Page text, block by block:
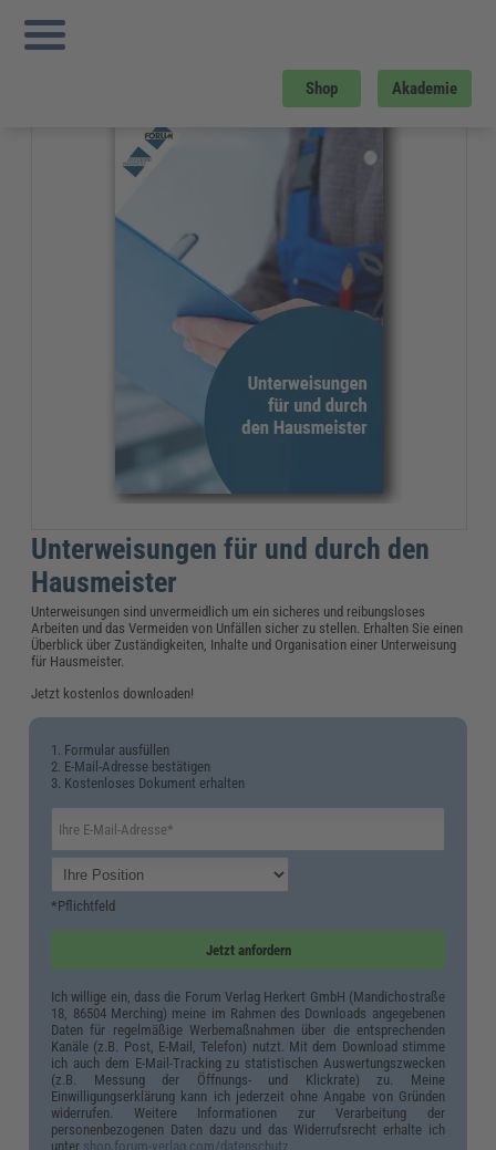
Shop Akademie
Sie sind hier:
Unterweisung für und durch den Hausmeister
Unterweisungen für und durch den
Hausmeister
Unterweisungen sind unvermeidlich um ein sicheres und reibungsloses
Arbeiten und das Vermeiden von Unfällen sicher zu stellen. Erhalten Sie einen
Überblick über Zuständigkeiten, Inhalte und Organisation einer Unterweisung
für Hausmeister.
Jetzt kostenlos downloaden!
1. Formular ausfüllen
2. E-Mail-Adresse bestätigen
3. Kostenloses Dokument erhalten
*Pflichtfeld
Jetzt anfordern
Ich willige ein, dass die Forum Verlag Herkert GmbH (Mandichostraße
18, 86504 Merching) meine im Rahmen des Downloads angegebenen
Daten für regelmäßige Werbemaßnahmen über die entsprechenden
Kanäle (z.B. Post, E-Mail, Telefon) nutzt. Mit dem Download stimme
ich auch dem E-Mail-Tracking zu statistischen Auswertungszwecken
(z.B. Messung der Öffnungs- und Klickrate) zu. Meine
Einwilligungserklärung kann ich jederzeit ohne Angabe von Gründen
widerrufen. Weitere Informationen zur Verarbeitung der
personenbezogenen Daten dazu und das Widerrufsrecht erhalte ich
unter shop.forum-verlag.com/datenschutz.